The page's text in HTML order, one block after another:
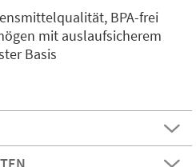
BPA-frei
mit auslaufsicherem
Basis